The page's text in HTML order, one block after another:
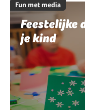
Fun met media
Feestelijke
je kind